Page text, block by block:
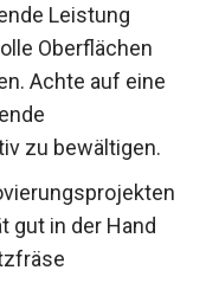
Leistung
Oberflächen
Achte auf eine
zu bewältigen.
gut in der Hand